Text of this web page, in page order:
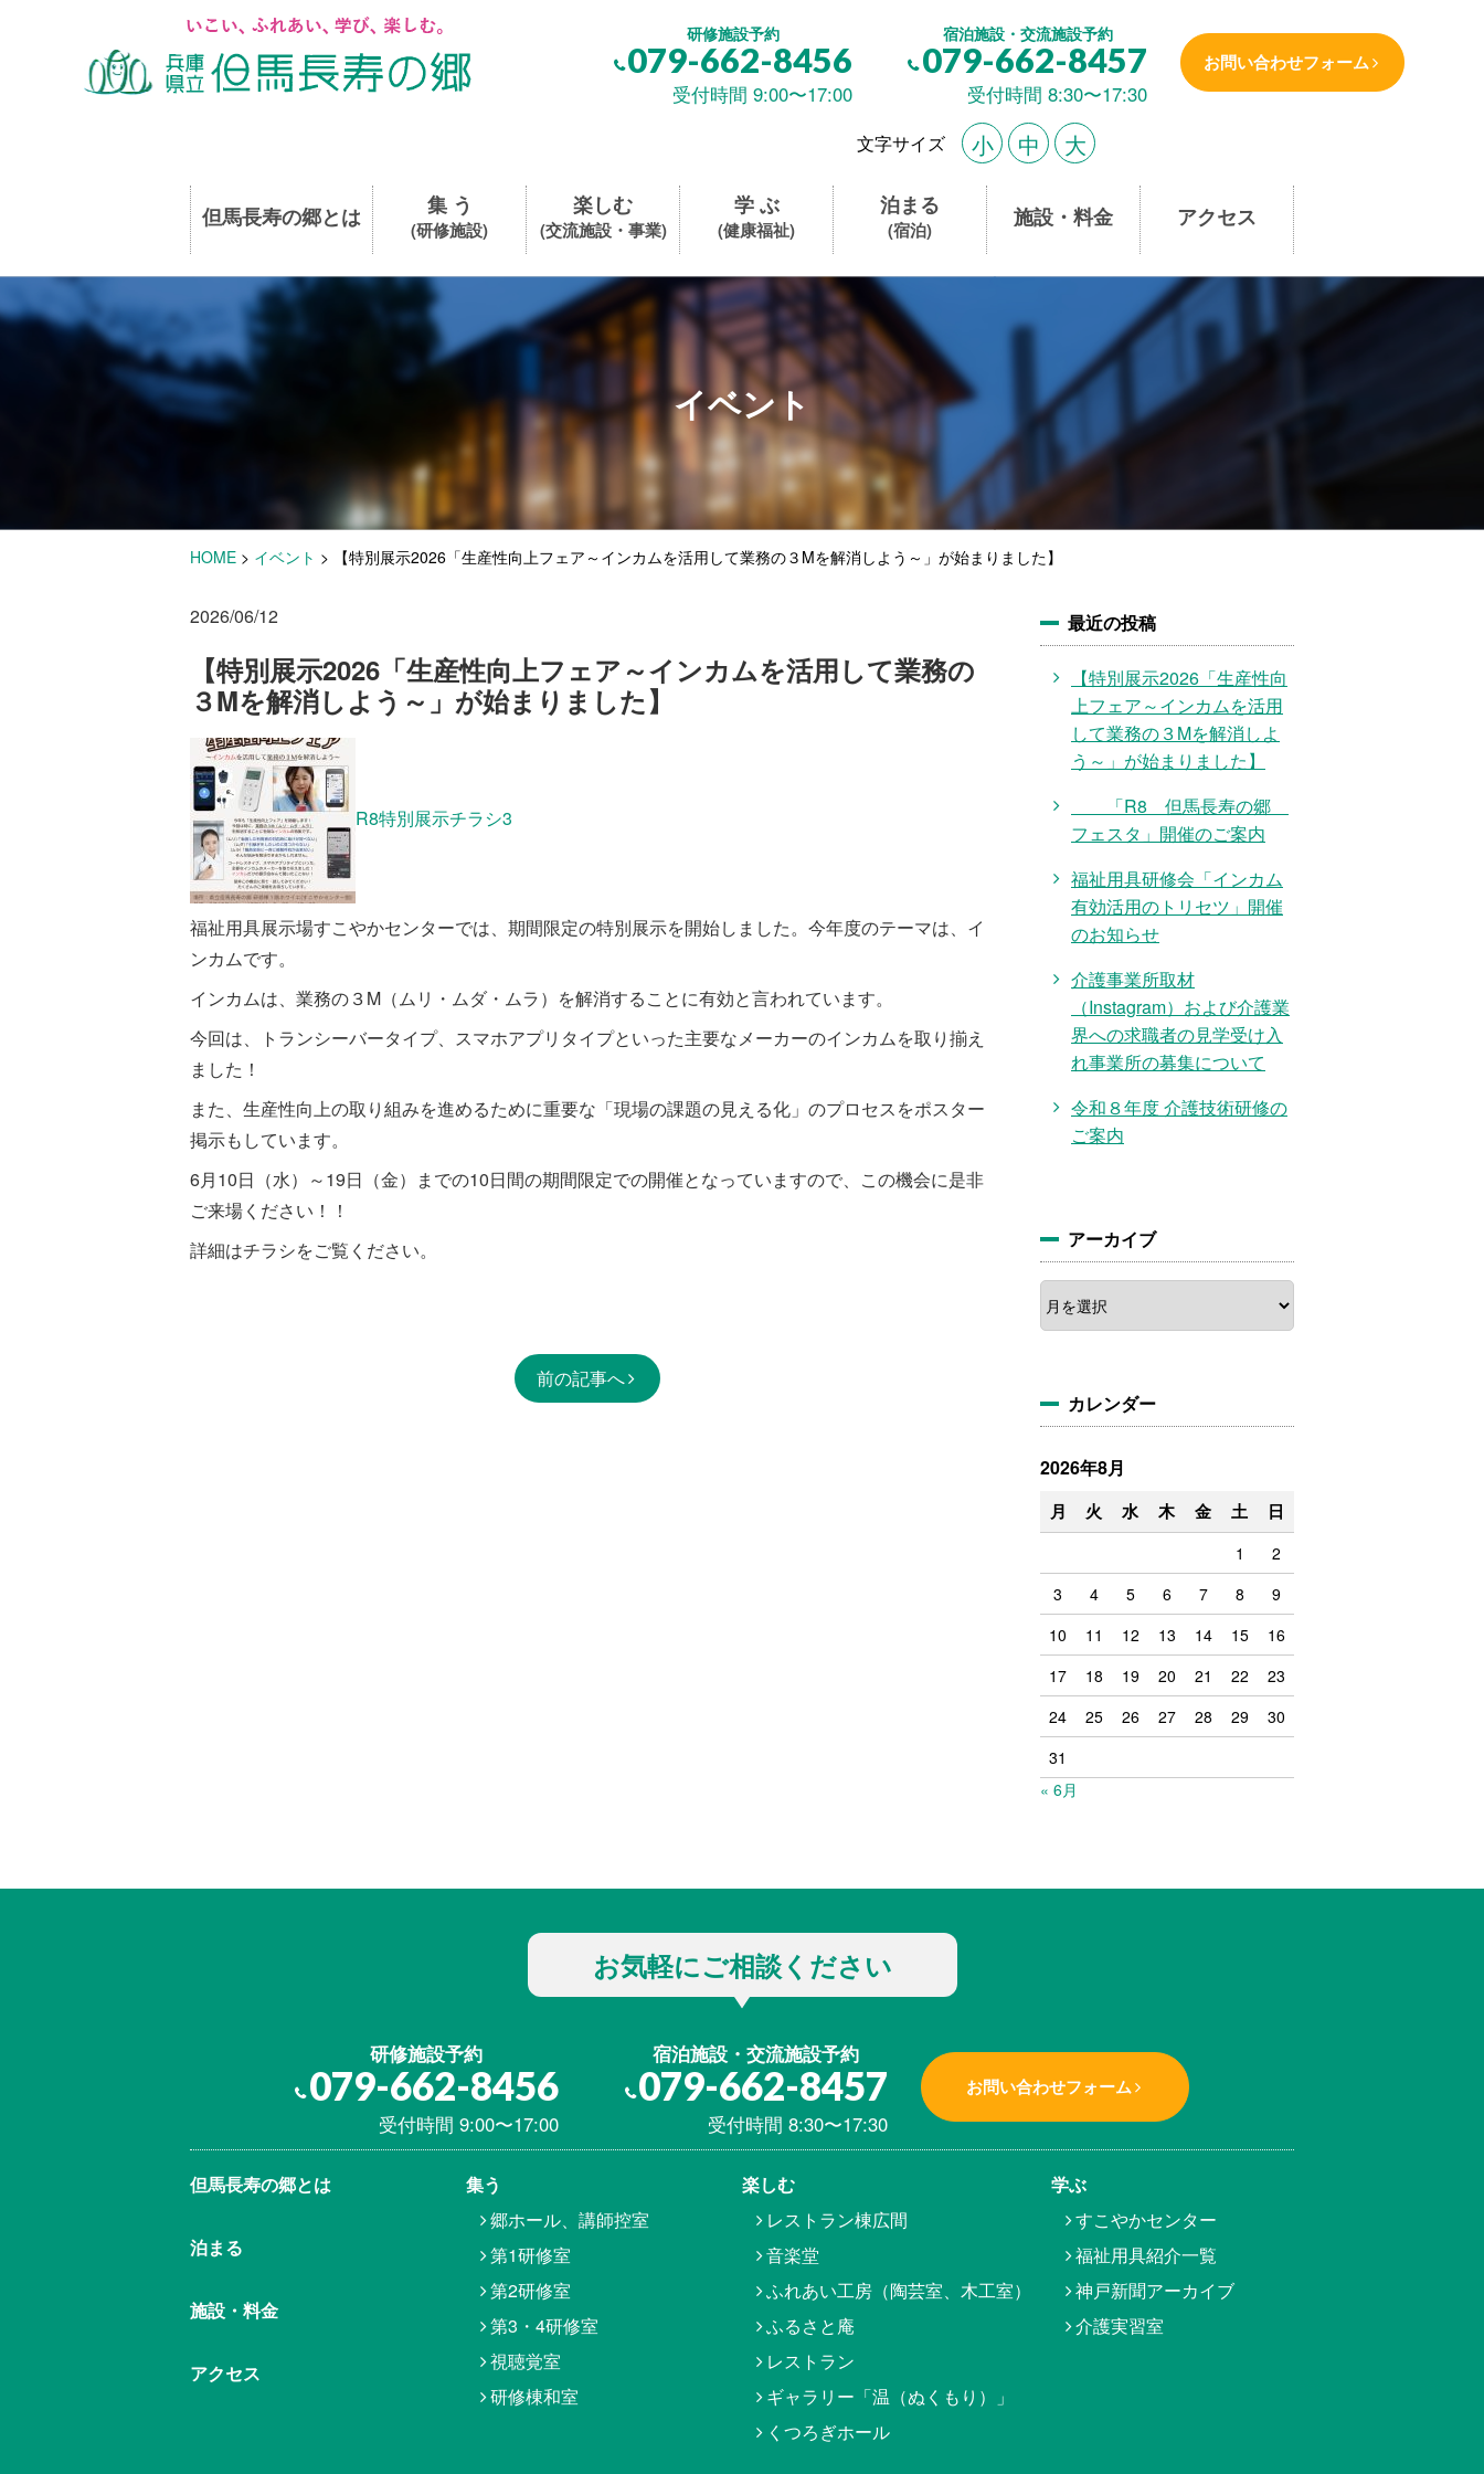
研修施設予約
079-662-8456
受付時間 9:00〜17:00
宿泊施設・交流施設予約
079-662-8457
受付時間 8:30〜17:30
お問い合わせフォーム
文字サイズ 小 中 大
但馬長寿の郷とは 集 う
(研修施設)
楽しむ
(交流施設・事業)
学 ぶ
(健康福祉)
泊まる
(宿泊) 施設・料金 アクセス
イベント
HOME > イベント > 【特別展示2026「生産性向上フェア～インカムを活用して業務の３Mを解消しよう～」が始まりました】
2026/06/12
【特別展示2026「生産性向上フェア～インカムを活用して業務の
３Mを解消しよう～」が始まりました】
R8特別展示チラシ3
福祉用具展示場すこやかセンターでは、期間限定の特別展示を開始しました。今年度のテーマは、イ
ンカムです。
インカムは、業務の３M（ムリ・ムダ・ムラ）を解消することに有効と言われています。
今回は、トランシーバータイプ、スマホアプリタイプといった主要なメーカーのインカムを取り揃え
ました！
また、生産性向上の取り組みを進めるために重要な「現場の課題の見える化」のプロセスをポスター
掲示もしています。
6月10日（水）～19日（金）までの10日間の期間限定での開催となっていますので、この機会に是非
ご来場ください！！
詳細はチラシをご覧ください。
前の記事へ
最近の投稿
【特別展示2026「生産性向
上フェア～インカムを活用
して業務の３Mを解消しよ
う～」が始まりました】
「R8 但馬長寿の郷
フェスタ」開催のご案内
福祉用具研修会「インカム
有効活用のトリセツ」開催
のお知らせ
介護事業所取材
（Instagram）および介護業
界への求職者の見学受け入
れ事業所の募集について
令和８年度 介護技術研修の
ご案内
アーカイブ
ア
ー
カ
カレンダー
2026年8月
月 火 水 木 金 土 日
1
2
3
4 5 6 7 8
9
10
11 12 13 14 15
16
17
18 19 20 21 22
23
24
25 26 27 28 29
30
31
« 6月
お気軽にご相談ください
研修施設予約
079-662-8456
受付時間 9:00〜17:00
宿泊施設・交流施設予約
079-662-8457
受付時間 8:30〜17:30
お問い合わせフォーム
但馬⾧寿の郷とは
泊まる
施設・料金
アクセス
集う
郷ホール、講師控室
第1研修室
第2研修室
第3・4研修室
視聴覚室
研修棟和室
楽しむ
レストラン棟広間
音楽堂
ふれあい工房（陶芸室、木工室）
ふるさと庵
レストラン
ギャラリー「温（ぬくもり）」
くつろぎホール
学ぶ
すこやかセンター
福祉用具紹介一覧
神戸新聞アーカイブ
介護実習室